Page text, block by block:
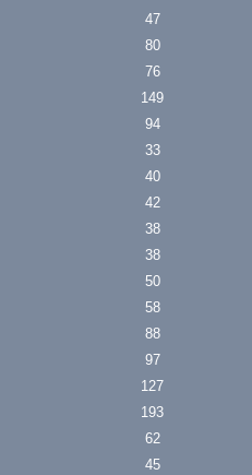
47
80
76
149
94
33
40
42
38
38
50
58
88
97
127
193
62
45